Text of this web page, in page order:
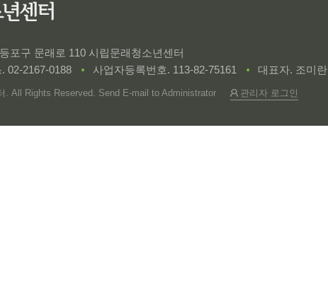
포구 문래로 110 시립문래청소년센터
02-2167-0188 사업자등록번호. 113-82-75161 대표자. 조미란
All Rights Reserved. Send E-mail to Administrator 관리자 로그인